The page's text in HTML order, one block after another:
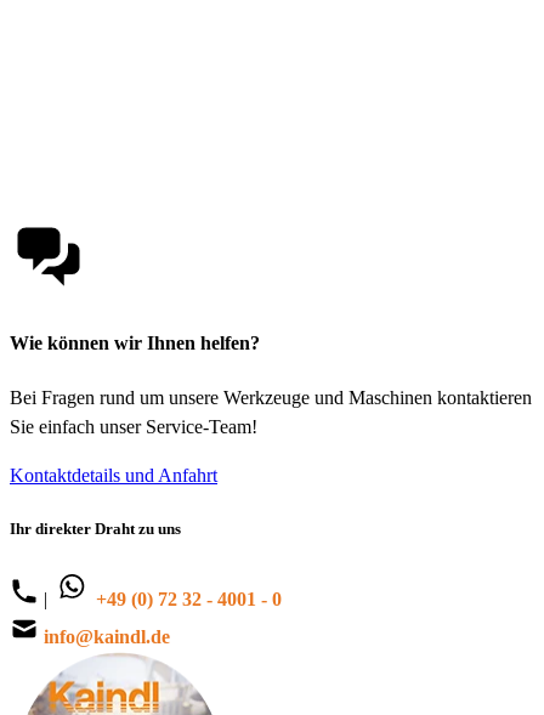
Wie können wir Ihnen helfen?
Bei Fragen rund um unsere Werkzeuge und Maschinen kontaktieren
Sie einfach unser Service-Team!
Kontaktdetails und Anfahrt
Ihr direkter Draht zu uns
|
+49 (0) 72 32 - 4001 - 0
info@kaindl.de